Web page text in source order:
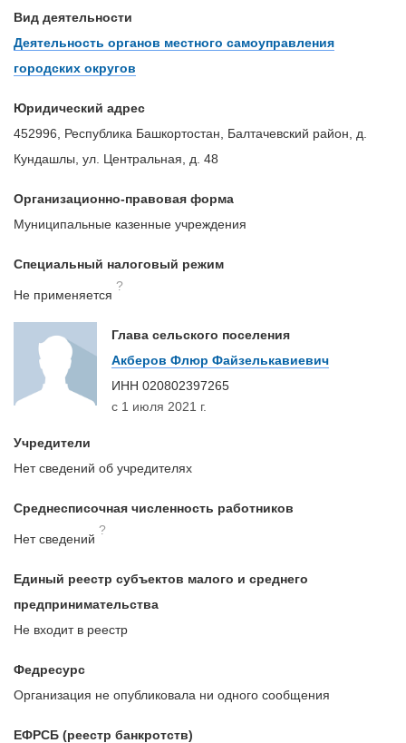
Вид деятельности
Деятельность органов местного самоуправления
городских округов
Юридический адрес
452996, Республика Башкортостан, Балтачевский район, д.
Кундашлы, ул. Центральная, д. 48
Организационно-правовая форма
Муниципальные казенные учреждения
Специальный налоговый режим
Не применяется
?
Глава сельского поселения
Акберов Флюр Файзелькавиевич
ИНН 020802397265
с 1 июля 2021 г.
Учредители
Нет сведений об учредителях
Среднесписочная численность работников
Нет сведений
?
Единый реестр субъектов малого и среднего
предпринимательства
Не входит в реестр
Федресурс
Организация не опубликовала ни одного сообщения
ЕФРСБ (реестр банкротств)